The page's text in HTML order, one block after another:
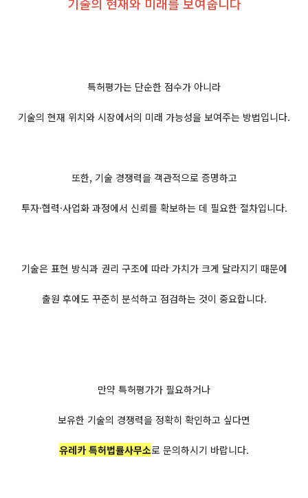
기술의 현재와 미래를 보여줍니다
특허평가는 단순한 점수가 아니라
기술의 현재 위치와 시장에서의 미래 가능성을 보여주는 방법입니다.
또한, 기술 경쟁력을 객관적으로 증명하고
투자·협력·사업화 과정에서 신뢰를 확보하는 데 필요한 절차입니다.
기술은 표현 방식과 권리 구조에 따라 가치가 크게 달라지기 때문에
출원 후에도 꾸준히 분석하고 점검하는 것이 중요합니다.
만약 특허평가가 필요하거나
보유한 기술의 경쟁력을 정확히 확인하고 싶다면
유레카 특허법률사무소로 문의하시기 바랍니다.